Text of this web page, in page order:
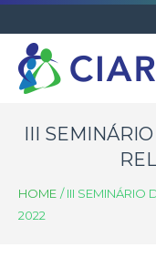
III
HOME /III SEMINÁRIO
2022